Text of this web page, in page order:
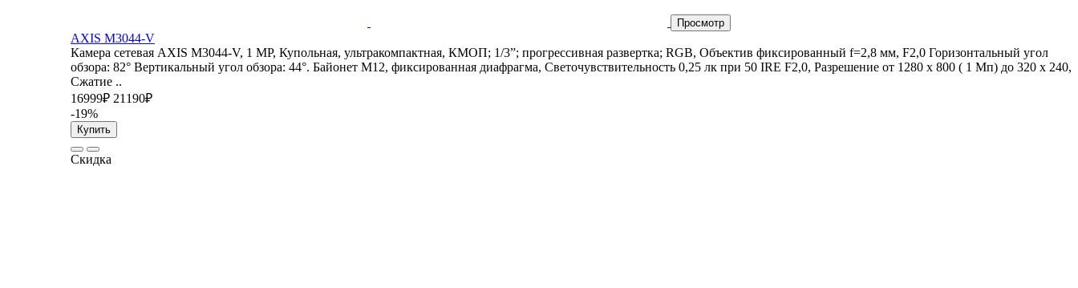
Просмотр
AXIS M3044-V
Камера сетевая AXIS M3044-V, 1 MP, Купольная, ультракомпактная, КМОП; 1/3”; прогрессивная развертка; RGB, Объектив фиксированный f=2,8 мм, F2,0 Горизонтальный угол
обзора: 82° Вертикальный угол обзора: 44°. Байонет М12, фиксированная диафрагма, Светочувствительность 0,25 лк при 50 IRE F2,0, Разрешение от 1280 x 800 ( 1 Мп) до 320 x 240,
Сжатие ..
16999₽ 21190₽
-19%
Купить
Скидка